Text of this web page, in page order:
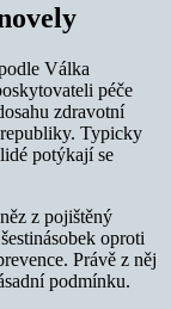
Válka
péče
zdravotní
Typicky
potýkají se
z pojištěný
oproti
Právě z něj
podmínku.